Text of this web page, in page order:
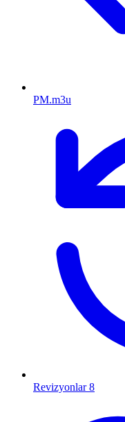
PM.m3u
Revizyonlar 8